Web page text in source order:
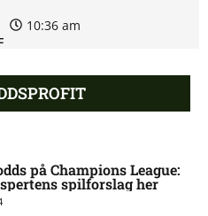
10:36 am
9:54 am
8:40 am
på Champions League:
spilforslag her